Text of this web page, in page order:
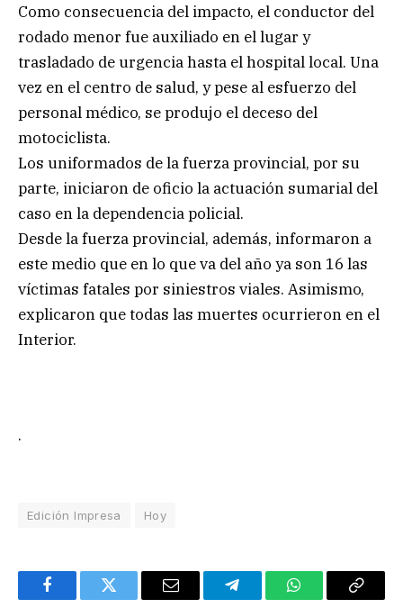
Como consecuencia del impacto, el conductor del
rodado menor fue auxiliado en el lugar y
trasladado de urgencia hasta el hospital local. Una
vez en el centro de salud, y pese al esfuerzo del
personal médico, se produjo el deceso del
motociclista.
Los uniformados de la fuerza provincial, por su
parte, iniciaron de oficio la actuación sumarial del
caso en la dependencia policial.
Desde la fuerza provincial, además, informaron a
este medio que en lo que va del año ya son 16 las
víctimas fatales por siniestros viales. Asimismo,
explicaron que todas las muertes ocurrieron en el
Interior.
.
Edición Impresa Hoy
FacebookTwitter Email TelegramWhatsAppCopy